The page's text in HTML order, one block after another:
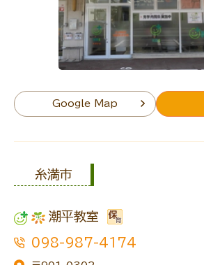
Google Map
糸満市
潮平教室
098-987-4174